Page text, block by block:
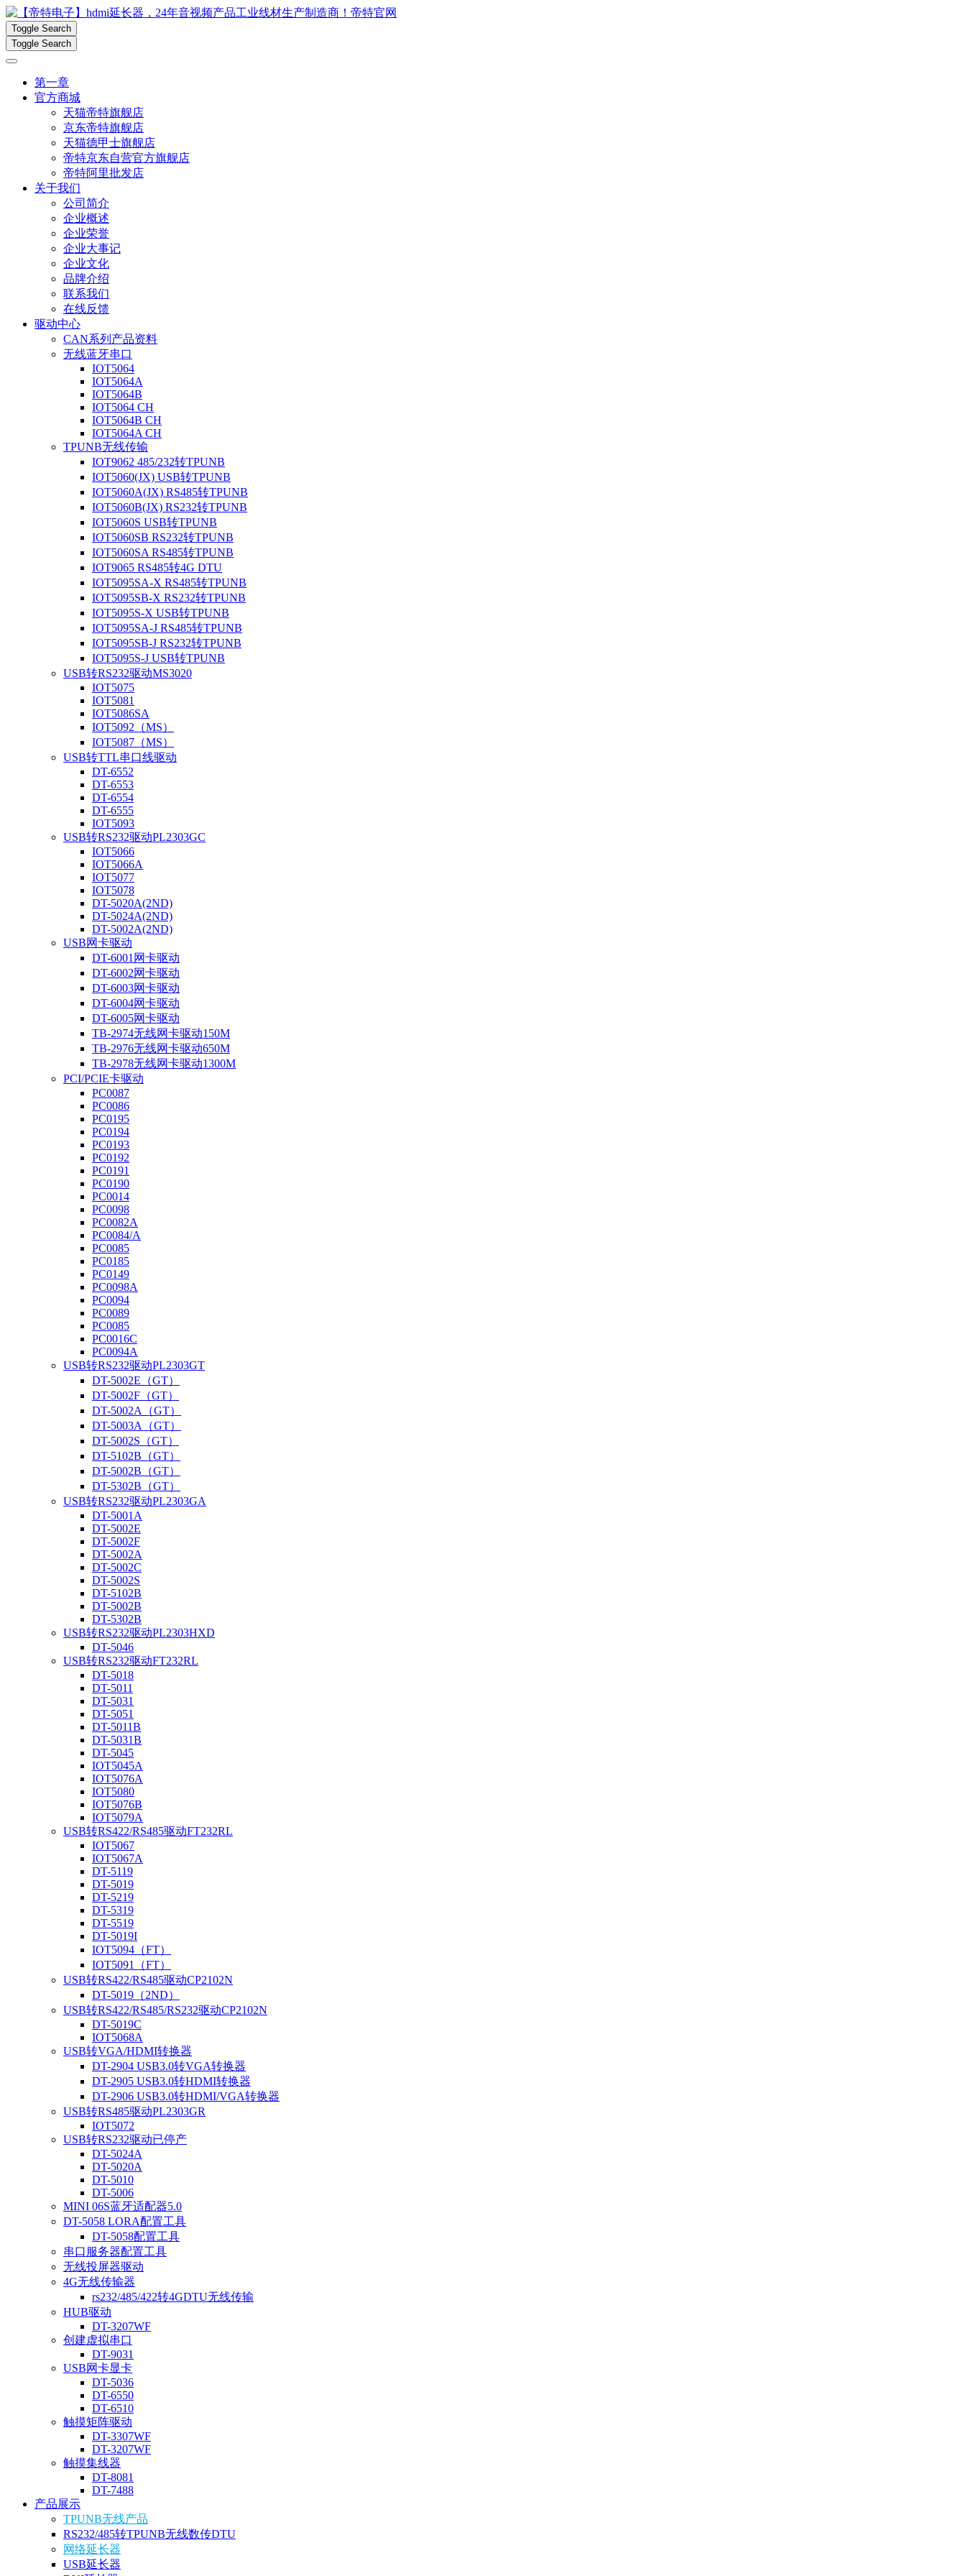
Toggle Search
Toggle Search
第一章
官方商城
天猫帝特旗舰店
京东帝特旗舰店
天猫德甲士旗舰店
帝特京东自营官方旗舰店
帝特阿里批发店
关于我们
公司简介
企业概述
企业荣誉
企业大事记
企业文化
品牌介绍
联系我们
在线反馈
驱动中心
CAN系列产品资料
无线蓝牙串口
IOT5064
IOT5064A
IOT5064B
IOT5064 CH
IOT5064B CH
IOT5064A CH
TPUNB无线传输
IOT9062 485/232转TPUNB
IOT5060(JX) USB转TPUNB
IOT5060A(JX) RS485转TPUNB
IOT5060B(JX) RS232转TPUNB
IOT5060S USB转TPUNB
IOT5060SB RS232转TPUNB
IOT5060SA RS485转TPUNB
IOT9065 RS485转4G DTU
IOT5095SA-X RS485转TPUNB
IOT5095SB-X RS232转TPUNB
IOT5095S-X USB转TPUNB
IOT5095SA-J RS485转TPUNB
IOT5095SB-J RS232转TPUNB
IOT5095S-J USB转TPUNB
USB转RS232驱动MS3020
IOT5075
IOT5081
IOT5086SA
IOT5092（MS）
IOT5087（MS）
USB转TTL串口线驱动
DT-6552
DT-6553
DT-6554
DT-6555
IOT5093
USB转RS232驱动PL2303GC
IOT5066
IOT5066A
IOT5077
IOT5078
DT-5020A(2ND)
DT-5024A(2ND)
DT-5002A(2ND)
USB网卡驱动
DT-6001网卡驱动
DT-6002网卡驱动
DT-6003网卡驱动
DT-6004网卡驱动
DT-6005网卡驱动
TB-2974无线网卡驱动150M
TB-2976无线网卡驱动650M
TB-2978无线网卡驱动1300M
PCI/PCIE卡驱动
PC0087
PC0086
PC0195
PC0194
PC0193
PC0192
PC0191
PC0190
PC0014
PC0098
PC0082A
PC0084/A
PC0085
PC0185
PC0149
PC0098A
PC0094
PC0089
PC0085
PC0016C
PC0094A
USB转RS232驱动PL2303GT
DT-5002E（GT）
DT-5002F（GT）
DT-5002A（GT）
DT-5003A（GT）
DT-5002S（GT）
DT-5102B（GT）
DT-5002B（GT）
DT-5302B（GT）
USB转RS232驱动PL2303GA
DT-5001A
DT-5002E
DT-5002F
DT-5002A
DT-5002C
DT-5002S
DT-5102B
DT-5002B
DT-5302B
USB转RS232驱动PL2303HXD
DT-5046
USB转RS232驱动FT232RL
DT-5018
DT-5011
DT-5031
DT-5051
DT-5011B
DT-5031B
DT-5045
IOT5045A
IOT5076A
IOT5080
IOT5076B
IOT5079A
USB转RS422/RS485驱动FT232RL
IOT5067
IOT5067A
DT-5119
DT-5019
DT-5219
DT-5319
DT-5519
DT-5019I
IOT5094（FT）
IOT5091（FT）
USB转RS422/RS485驱动CP2102N
DT-5019（2ND）
USB转RS422/RS485/RS232驱动CP2102N
DT-5019C
IOT5068A
USB转VGA/HDMI转换器
DT-2904 USB3.0转VGA转换器
DT-2905 USB3.0转HDMI转换器
DT-2906 USB3.0转HDMI/VGA转换器
USB转RS485驱动PL2303GR
IOT5072
USB转RS232驱动已停产
DT-5024A
DT-5020A
DT-5010
DT-5006
MINI 06S蓝牙适配器5.0
DT-5058 LORA配置工具
DT-5058配置工具
串口服务器配置工具
无线投屏器驱动
4G无线传输器
rs232/485/422转4GDTU无线传输
HUB驱动
DT-3207WF
创建虚拟串口
DT-9031
USB网卡显卡
DT-5036
DT-6550
DT-6510
触摸矩阵驱动
DT-3307WF
DT-3207WF
触摸集线器
DT-8081
DT-7488
产品展示
TPUNB无线产品
RS232/485转TPUNB无线数传DTU
网络延长器
USB延长器